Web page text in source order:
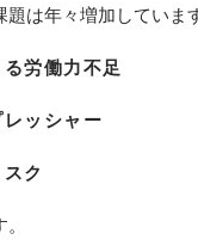
は年々増加していま
労働力不足
ッシャー
ク